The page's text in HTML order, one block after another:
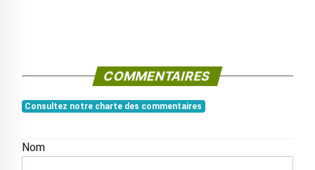
COMMENTAIRES
Consultez notre charte des commentaires
Nom